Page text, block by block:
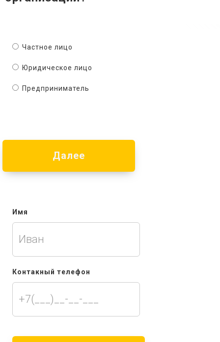
Частное лицо
Юридическое лицо
Предприниматель
Далее
Имя
Контакный телефон